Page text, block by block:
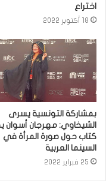
اختراع
18 أكتوبر 2022
بمشاركة التونسية يسرى
الشيخاوي: مهرجان أسوان
كتاب حول صورة المرأة في
السينما العربية
25 فبراير 2022